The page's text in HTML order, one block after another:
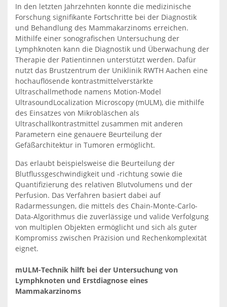
In den letzten Jahrzehnten konnte die medizinische
Forschung signifikante Fortschritte bei der Diagnostik
und Behandlung des Mammakarzinoms erreichen.
Mithilfe einer sonografischen Untersuchung der
Lymphknoten kann die Diagnostik und Überwachung der
Therapie der Patientinnen unterstützt werden. Dafür
nutzt das Brustzentrum der Uniklinik RWTH Aachen eine
hochauflösende kontrastmittelverstärkte
Ultraschallmethode namens Motion-Model
UltrasoundLocalization Microscopy (mULM), die mithilfe
des Einsatzes von Mikrobläschen als
Ultraschallkontrastmittel zusammen mit anderen
Parametern eine genauere Beurteilung der
Gefäßarchitektur in Tumoren ermöglicht.
Das erlaubt beispielsweise die Beurteilung der
Blutflussgeschwindigkeit und -richtung sowie die
Quantifizierung des relativen Blutvolumens und der
Perfusion. Das Verfahren basiert dabei auf
Radarmessungen, die mittels des Chain-Monte-Carlo-
Data-Algorithmus die zuverlässige und valide Verfolgung
von multiplen Objekten ermöglicht und sich als guter
Kompromiss zwischen Präzision und Rechenkomplexität
eignet.
mULM-Technik hilft bei der Untersuchung von
Lymphknoten und Erstdiagnose eines
Mammakarzinoms